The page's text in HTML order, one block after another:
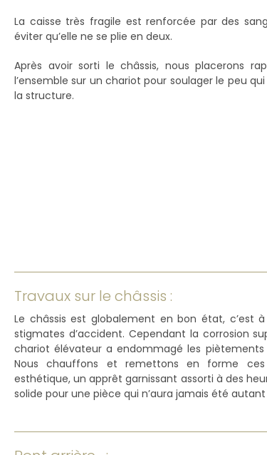
La caisse très fragile est renforcée par des
éviter qu’elle ne se plie en deux.
Après avoir sorti le châssis, nous placerons
l’ensemble sur un chariot pour soulager le peu
la structure.
Travaux sur le châssis :
Le châssis est globalement en bon état, c’est
stigmates d’accident. Cependant la corrosion
chariot élévateur a endommagé les
Nous chauffons et remettons en forme ces
esthétique, un apprêt garnissant assorti à des
solide pour une pièce qui n’aura jamais été